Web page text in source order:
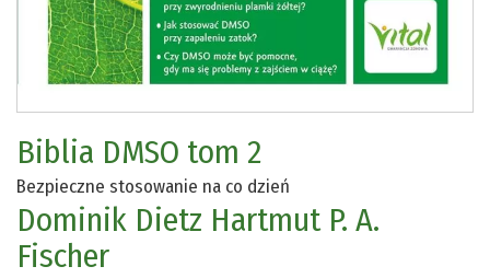
Biblia DMSO tom 2
Bezpieczne stosowanie na co dzień
Dominik Dietz Hartmut P. A.
Fischer